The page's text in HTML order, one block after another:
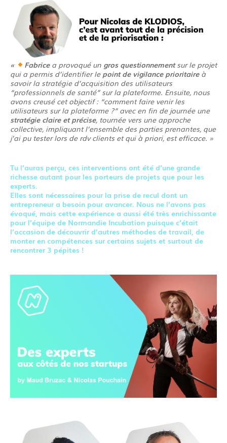
« Fabricea provoqué un gros questionnementsur le projet
qui a permis d’identifier le point de vigilance prioritaireà
savoir la stratégie d’acquisition des utilisateurs
“professionnels de santé” sur la plateforme. Ensuite, nous
avons creusé cet objectif : “comment faire venir les
utilisateurs sur la plateforme ?” avec en fin de journée une
stratégie claire et précise, tournée vers une approche
collective, impliquant l’ensemble des parties prenantes, que
j’ai pu tester lors de rdv clients et qui à priori, est efficace. »
Tu l’auras perçu, ces interventions ont été d’une grande
richesse autant pour les porteurs de projets que pour les
experts.
Elles sont nécessaires pour la prise de recul dont un
entrepreneur a besoin pour avancer. Nous ne l’avons pas
évoqué, mais cette expérience a aussi été très enrichissante
pour l’équipe de Normandie Incubation puisque c’était
l’occasion de découvrir d’autres méthodes de travail, de
monter en compétences sur certains sujets et surtout de
rencontrer 3 pépites !